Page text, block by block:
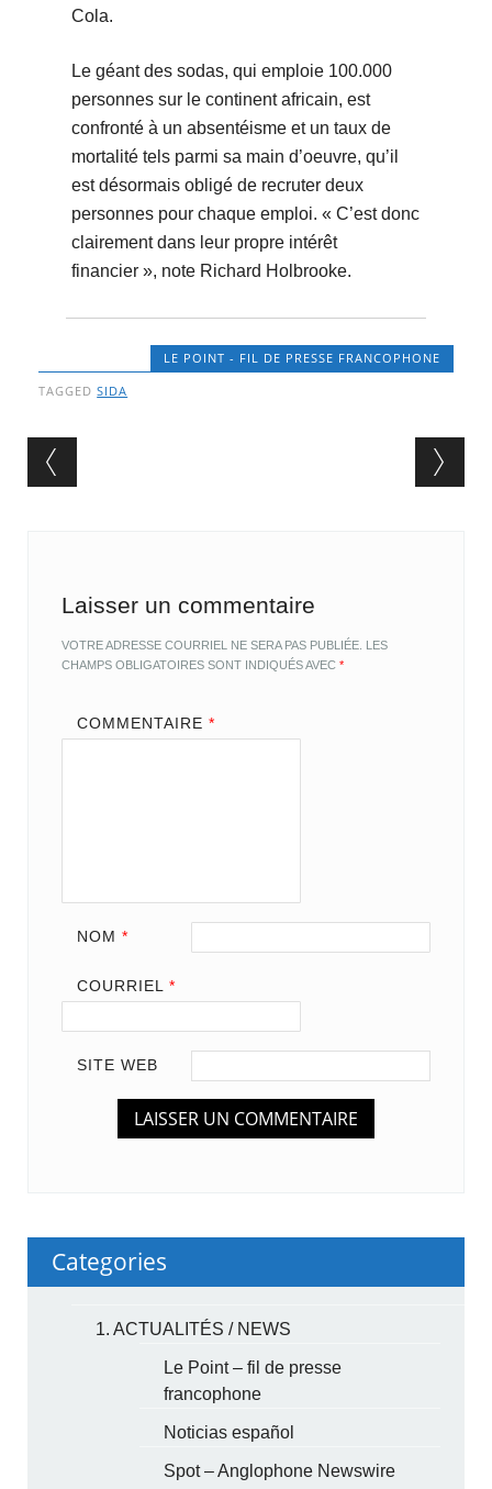
Cola.
Le géant des sodas, qui emploie 100.000
personnes sur le continent africain, est
confronté à un absentéisme et un taux de
mortalité tels parmi sa main d’oeuvre, qu’il
est désormais obligé de recruter deux
personnes pour chaque emploi. « C’est donc
clairement dans leur propre intérêt
financier », note Richard Holbrooke.
LE POINT - FIL DE PRESSE FRANCOPHONE
TAGGEDSIDA
Post navigation
Laisser un commentaire
VOTRE ADRESSE COURRIEL NE SERA PAS PUBLIÉE. LES
CHAMPS OBLIGATOIRES SONT INDIQUÉS AVEC*
COMMENTAIRE *
NOM *
COURRIEL *
SITE WEB
Categories
1. ACTUALITÉS / NEWS
Le Point – fil de presse
francophone
Noticias español
Spot – Anglophone Newswire